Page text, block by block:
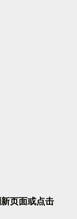
新页面或点击